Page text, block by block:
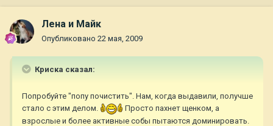
Лена и Майк
Опубликовано 22 мая, 2009
Криска сказал:
Попробуйте "попу почистить". Нам, когда выдавили, получше
стало с этим делом.
Просто пахнет щенком, а
взрослые и более активные собы пытаются доминировать.